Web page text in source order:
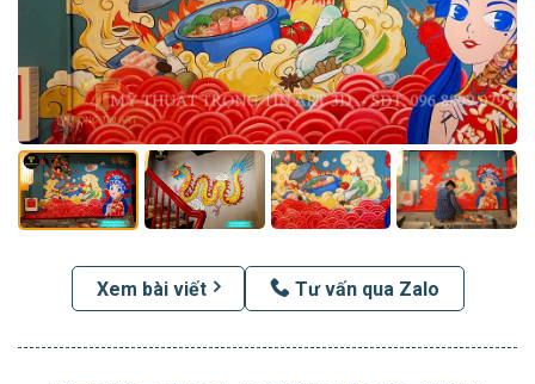
Xem bài viết Tư vấn qua Zalo